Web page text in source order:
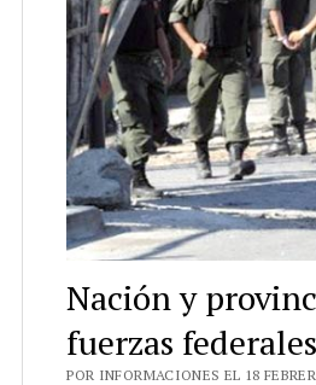
Nación y
fuerzas federales
POR INFORMACIONES EL 18